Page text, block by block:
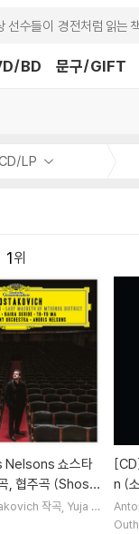
BD 문구/GIFT
LP
1
, 협주곡 (Shost
Conc
of Mts
작곡 Yuja W
n (소
r’
rin